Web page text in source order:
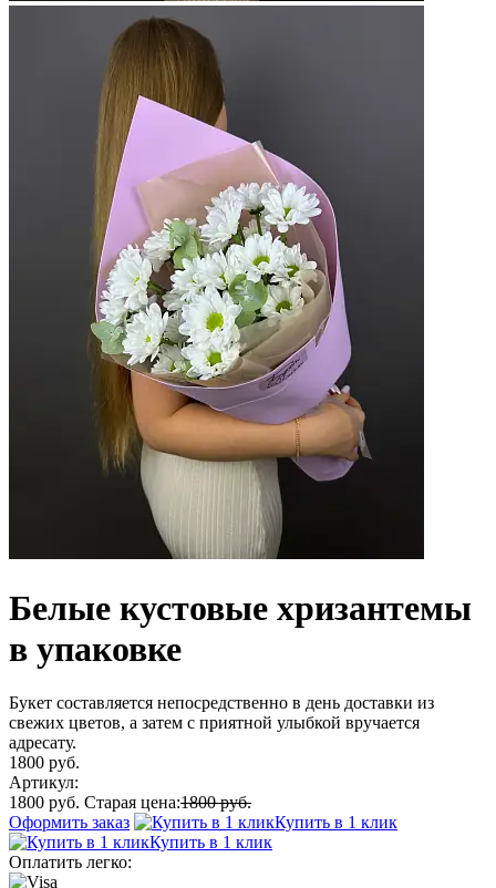
Белые кустовые хризантемы
в упаковке
Букет составляется непосредственно в день доставки из
свежих цветов, а затем с приятной улыбкой вручается
адресату.
1800 руб.
Артикул:
1800 руб. Старая цена:1800 руб.
Оформить заказ
Купить в 1 клик
Купить в 1 клик
Оплатить легко: